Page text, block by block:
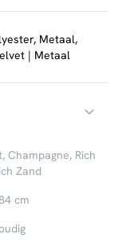
krassen.
Metaal,
| Metaal
Champagne, Rich
Zand
cm